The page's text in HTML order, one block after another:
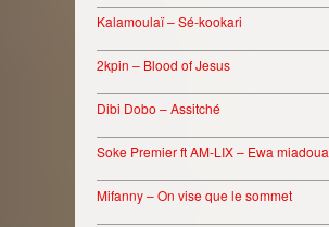
Kalamoulaï – Sé-kookari
2kpin – Blood of Jesus
Dibi Dobo – Assitché
Soke Premier ft AM-LIX – Ewa miadoua
Mifanny – On vise que le sommet